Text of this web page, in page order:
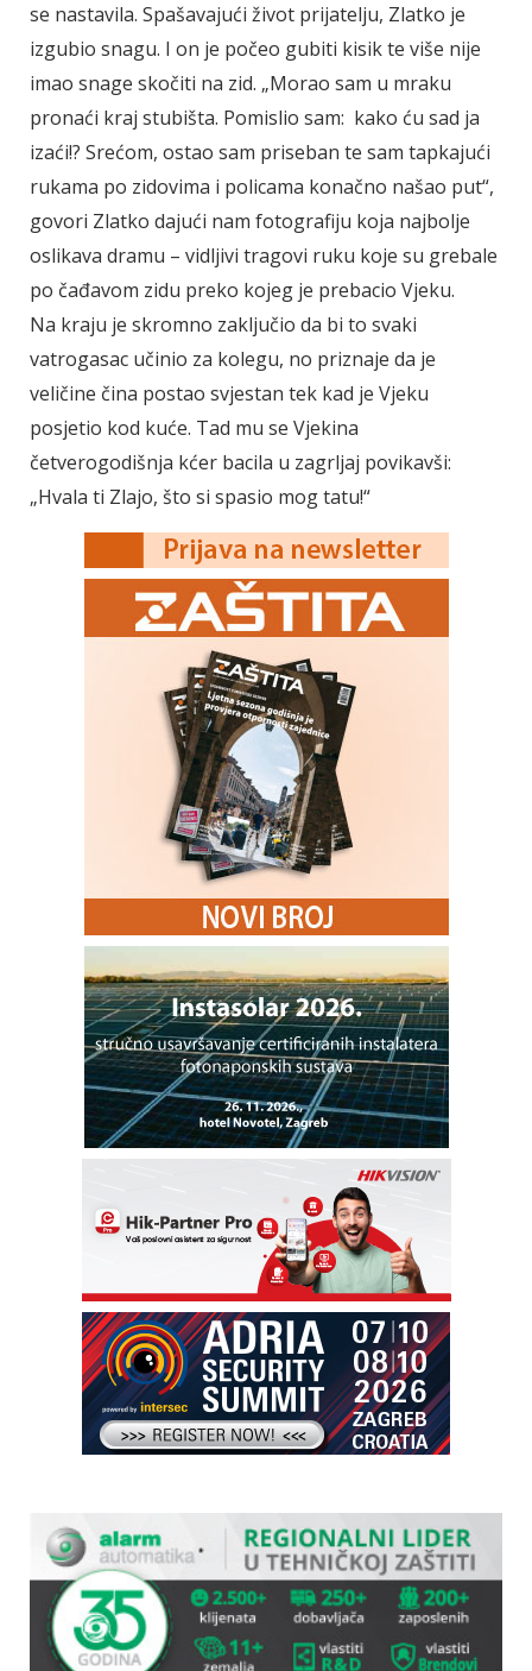
se nastavila. Spašavajući život prijatelju, Zlatko je
izgubio snagu. I on je počeo gubiti kisik te više nije
imao snage skočiti na zid. „Morao sam u mraku
pronaći kraj stubišta. Pomislio sam: kako ću sad ja
izaći!? Srećom, ostao sam priseban te sam tapkajući
rukama po zidovima i policama konačno našao put“,
govori Zlatko dajući nam fotografiju koja najbolje
oslikava dramu – vidljivi tragovi ruku koje su grebale
po čađavom zidu preko kojeg je prebacio Vjeku.
Na kraju je skromno zaključio da bi to svaki
vatrogasac učinio za kolegu, no priznaje da je
veličine čina postao svjestan tek kad je Vjeku
posjetio kod kuće. Tad mu se Vjekina
četverogodišnja kćer bacila u zagrljaj povikavši:
„Hvala ti Zlajo, što si spasio mog tatu!“